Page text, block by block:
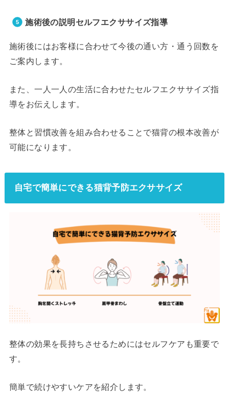
施術後の説明セルフエクササイズ指導
施術後にはお客様に合わせて今後の通い方・通う回数を
ご案内します。
また、一人一人の生活に合わせたセルフエクササイズ指
導をお伝えします。
整体と習慣改善を組み合わせることで猫背の根本改善が
可能になります。
自宅で簡単にできる猫背予防エクササイズ
整体の効果を長持ちさせるためにはセルフケアも重要で
す。
簡単で続けやすいケアを紹介します。